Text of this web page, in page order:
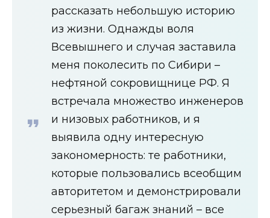
рассказать небольшую историю
из жизни. Однажды воля
Всевышнего и случая заставила
меня поколесить по Сибири –
нефтяной сокровищнице РФ. Я
встречала множество инженеров
и низовых работников, и я
выявила одну интересную
закономерность: те работники,
которые пользовались всеобщим
авторитетом и демонстрировали
серьезный багаж знаний – все